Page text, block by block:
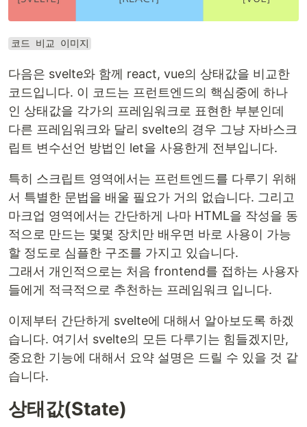
코드 비교 이미지
다음은 svelte와 함께 react, vue의 상태값을 비교한
코드입니다. 이 코드는 프런트엔드의 핵심중에 하나
인 상태값을 각가의 프레임워크로 표현한 부분인데
다른 프레임워크와 달리 svelte의 경우 그냥 자바스크
립트 변수선언 방법인 let을 사용한게 전부입니다.
특히 스크립트 영역에서는 프런트엔드를 다루기 위해
서 특별한 문법을 배울 필요가 거의 없습니다. 그리고
마크업 영역에서는 간단하게 나마 HTML을 작성을 동
적으로 만드는 몇몇 장치만 배우면 바로 사용이 가능
할 정도로 심플한 구조를 가지고 있습니다.
그래서 개인적으로는 처음 frontend를 접하는 사용자
들에게 적극적으로 추천하는 프레임워크 입니다.
이제부터 간단하게 svelte에 대해서 알아보도록 하겠
습니다. 여기서 svelte의 모든 다루기는 힘들겠지만,
중요한 기능에 대해서 요약 설명은 드릴 수 있을 것 같
습니다.
상태값(State)